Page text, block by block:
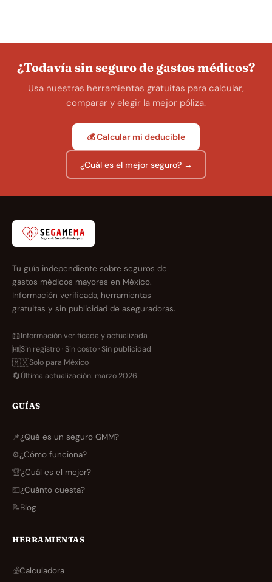
¿Todavía sin seguro de gastos médicos?
Usa nuestras herramientas gratuitas para calcular,
comparar y elegir la mejor póliza.
💰 Calcular mi deducible
¿Cuál es el mejor seguro? →
Tu guía independiente sobre seguros de
gastos médicos mayores en México.
Información verificada, herramientas
gratuitas y sin publicidad de aseguradoras.
📖Información verificada y actualizada
🆓Sin registro · Sin costo · Sin publicidad
🇲🇽Solo para México
🔄Última actualización: marzo 2026
GUÍAS
📌¿Qué es un seguro GMM?
⚙️¿Cómo funciona?
🏆¿Cuál es el mejor?
💵¿Cuánto cuesta?
📝Blog
HERRAMIENTAS
💰Calculadora